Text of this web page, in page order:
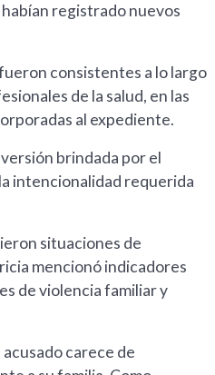
registrado nuevos
consistentes a lo largo
de la salud, en las
al expediente.
brindada por el
intencionalidad requerida
situaciones de
mencionó indicadores
de violencia familiar y
carece de